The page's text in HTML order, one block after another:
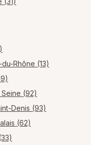
Rhône (13)
(92)
Denis (93)
(62)